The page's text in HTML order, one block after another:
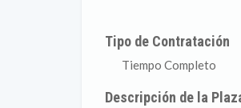
Tipo de Contratación
Tiempo Completo
Descripción de la